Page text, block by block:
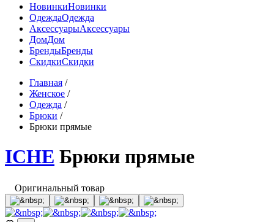
НовинкиНовинки
ОдеждаОдежда
АксессуарыАксессуары
ДомДом
БрендыБренды
СкидкиСкидки
Главная /
Женское /
Одежда /
Брюки /
Брюки прямые
ICHE Брюки прямые
Оригинальный товар